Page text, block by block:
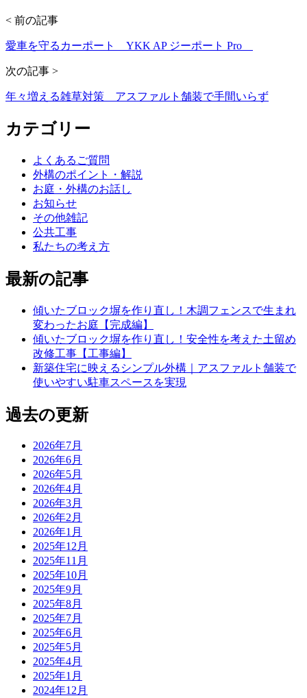
< 前の記事
愛車を守るカーポート YKK AP ジーポート Pro
次の記事 >
年々増える雑草対策 アスファルト舗装で手間いらず
カテゴリー
よくあるご質問
外構のポイント・解説
お庭・外構のお話し
お知らせ
その他雑記
公共工事
私たちの考え方
最新の記事
傾いたブロック塀を作り直し！木調フェンスで生まれ
変わったお庭【完成編】
傾いたブロック塀を作り直し！安全性を考えた土留め
改修工事【工事編】
新築住宅に映えるシンプル外構｜アスファルト舗装で
使いやすい駐車スペースを実現
過去の更新
2026年7月
2026年6月
2026年5月
2026年4月
2026年3月
2026年2月
2026年1月
2025年12月
2025年11月
2025年10月
2025年9月
2025年8月
2025年7月
2025年6月
2025年5月
2025年4月
2025年1月
2024年12月